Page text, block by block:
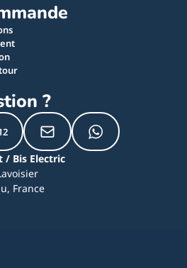
?
/ Bis Electric
France